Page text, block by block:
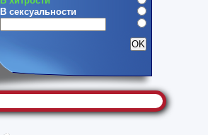
В сексуальности